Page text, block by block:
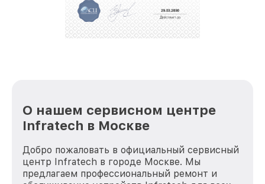
положительные отзывы и обрели отличную
репутацию. Мы постоянно совершенствуемся и
О нашем сервисном центре
Infratech в Москве
Добро пожаловать в официальный сервисный
центр Infratech в городе Москве. Мы
предлагаем профессиональный ремонт и